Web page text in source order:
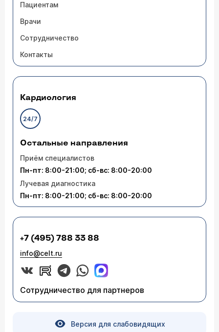
Пациентам
Врачи
Сотрудничество
Контакты
Кардиология
24/7
Остальные направления
Приём специалистов
Пн-пт: 8:00-21:00; сб-вс: 8:00-20:00
Лучевая диагностика
Пн-пт: 8:00-21:00; сб-вс: 8:00-20:00
+7 (495) 788 33 88
info@celt.ru
Сотрудничество для партнеров
Версия для слабовидящих